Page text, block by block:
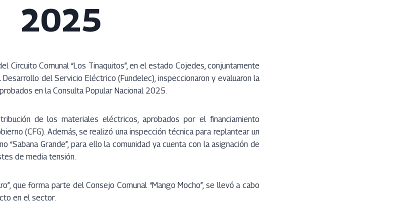
2025
Circuito Comunal “Los Tinaquitos”, en el estado Cojedes, conjuntamente
del Servicio Eléctrico (Fundelec), inspeccionaron y evaluaron la
en la Consulta Popular Nacional 2025.
de los materiales eléctricos, aprobados por el financiamiento
(CFG). Además, se realizó una inspección técnica para replantear un
“Sabana Grande”, para ello la comunidad ya cuenta con la asignación de
de media tensión.
que forma parte del Consejo Comunal “Mango Mocho”, se llevó a cabo
en el sector.